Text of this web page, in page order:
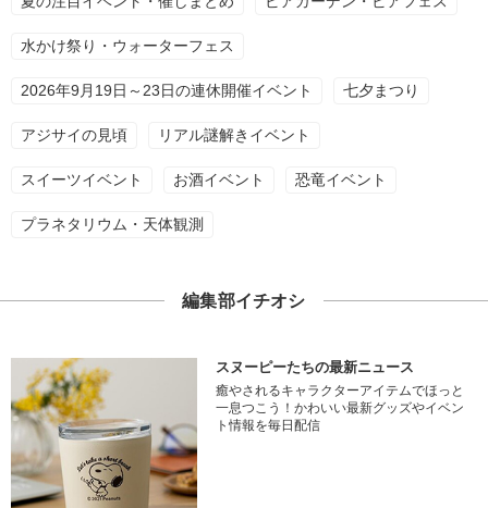
水かけ祭り・ウォーターフェス
2026年9月19日～23日の連休開催イベント 七夕まつり
アジサイの見頃 リアル謎解きイベント
スイーツイベント お酒イベント 恐竜イベント
プラネタリウム・天体観測
編集部イチオシ
スヌーピーたちの最新ニュース
癒やされるキャラクターアイテムでほっと
一息つこう！かわいい最新グッズやイベン
ト情報を毎日配信